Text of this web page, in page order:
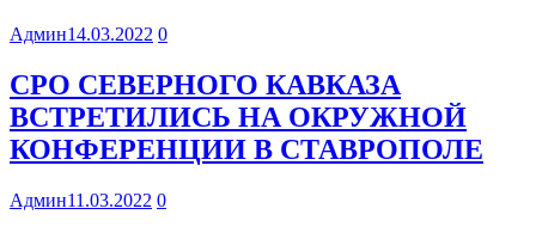
Админ14.03.2022 0
СРО СЕВЕРНОГО КАВКАЗА
ВСТРЕТИЛИСЬ НА ОКРУЖНОЙ
КОНФЕРЕНЦИИ В СТАВРОПОЛЕ
Админ11.03.2022 0